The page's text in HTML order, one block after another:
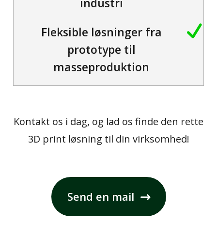
Fleksible løsninger fra
prototype til
masseproduktion
Kontakt os i dag, og lad os finde den rette
3D print løsning til din virksomhed!
Send en mail